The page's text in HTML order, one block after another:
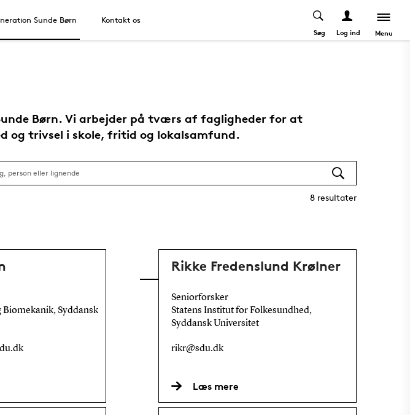
Sunde Børn Kontakt os
Søg Log ind Menu
Børn. Vi arbejder på tværs af fagligheder for at
og trivsel i skole, fritid og lokalsamfund.
8 resultater
Syddansk
Rikke Fredenslund Krølner
Seniorforsker
Statens Institut for Folkesundhed,
Syddansk Universitet
rikr@sdu.dk
Læs mere